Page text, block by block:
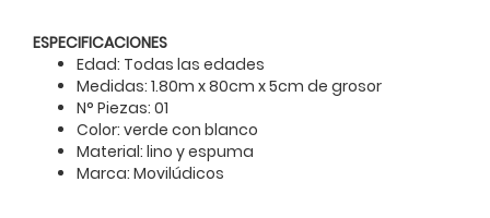
ESPECIFICACIONES
Edad: Todas las edades
Medidas: 1.80m x 80cm x 5cm de grosor
N° Piezas: 01
Color: verde con blanco
Material: lino y espuma
Marca: Movilúdicos